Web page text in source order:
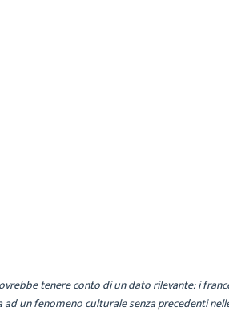
tenere conto di un dato rilevante: i
un fenomeno culturale senza precedenti